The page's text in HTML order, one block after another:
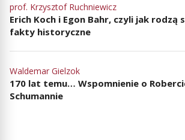
prof. Krzysztof Ruchniewicz
Erich Koch i Egon Bahr, czyli jak rodzą
fakty historyczne
Waldemar Gielzok
170 lat temu… Wspomnienie o
Schumannie